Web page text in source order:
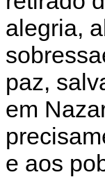
alegria,
paz,
em
e aos